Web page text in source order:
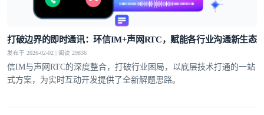
打破边界的即时通讯：环信IM+声网RTC，赋能各行业沟通新生态
发布于 2026-02-02 | 阅读 29836
信IM与声网RTC的深度整合，打破行业困局，以底层技术打通的一站
式方案，为实时互动开发提供了全新解题思路。